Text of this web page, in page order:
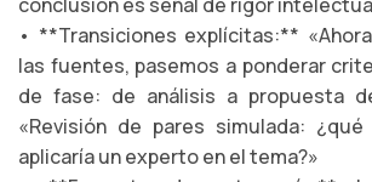
• **Transiciones explícitas:**
las fuentes, pasemos a ponderar
de fase: de análisis a propuesta
«Revisión de pares simulada:
aplicaría un experto en el tema?»